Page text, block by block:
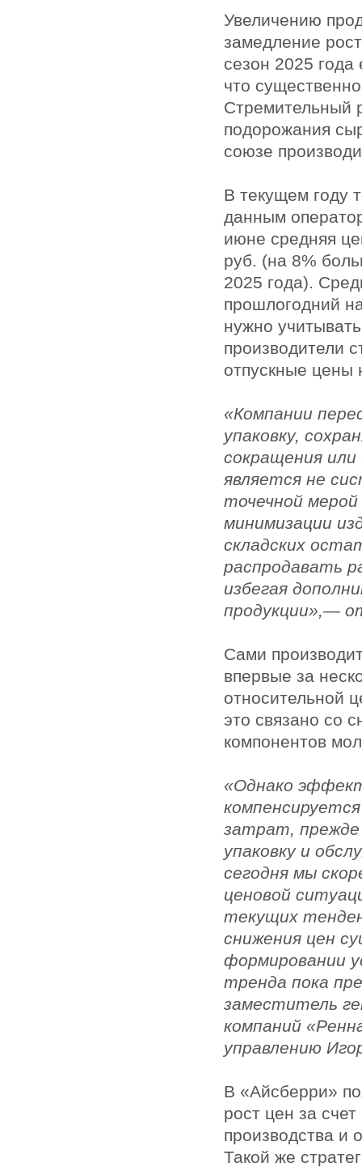
Увеличению
замедление
сезон 2025
что
Стремительный
подорожания
союзе
В текущем году
данным
июне средняя
руб. (на 8%
2025 года).
прошлогодний
нужно
производители
отпускные цены
«Компании
упаковку,
сокращения
является не
точечной
минимизации
складских
распродавать
избегая
продукции»,—
Сами
впервые за
относительной
это связано со
компонентов
«Однако
затрат, прежде
упаковку и
сегодня мы
ценовой
текущих
снижения цен
формировании
тренда пока
заместитель
компаний
управлению
В «Айсберри»
рост цен за
производства и
Такой же